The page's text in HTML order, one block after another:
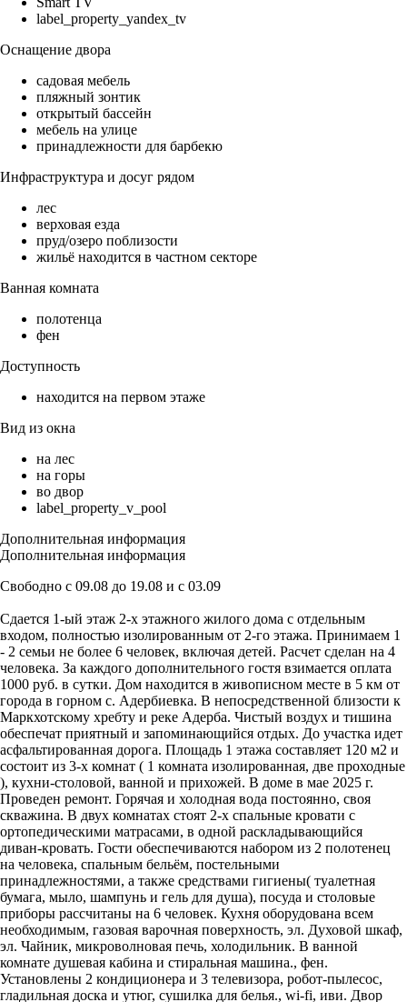
label_property_yandex_tv
Оснащение двора
садовая мебель
пляжный зонтик
открытый бассейн
мебель на улице
принадлежности для барбекю
Инфраструктура и досуг рядом
лес
верховая езда
пруд/озеро поблизости
жильё находится в частном секторе
Ванная комната
полотенца
фен
Доступность
находится на первом этаже
Вид из окна
на лес
на горы
во двор
label_property_v_pool
Дополнительная информация
Дополнительная информация
Свободно с 09.08 до 19.08 и с 03.09
Сдается 1-ый этаж 2-х этажного жилого дома с отдельным
входом, полностью изолированным от 2-го этажа. Принимаем 1
- 2 семьи не более 6 человек, включая детей. Расчет сделан на 4
человека. За каждого дополнительного гостя взимается оплата
1000 руб. в сутки. Дом находится в живописном месте в 5 км от
города в горном с. Адербиевка. В непосредственной близости к
Маркхотскому хребту и реке Адерба. Чистый воздух и тишина
обеспечат приятный и запоминающийся отдых. До участка идет
асфальтированная дорога. Площадь 1 этажа составляет 120 м2 и
состоит из 3-х комнат ( 1 комната изолированная, две проходные
), кухни-столовой, ванной и прихожей. В доме в мае 2025 г.
Проведен ремонт. Горячая и холодная вода постоянно, своя
скважина. В двух комнатах стоят 2-х спальные кровати с
ортопедическими матрасами, в одной раскладывающийся
диван-кровать. Гости обеспечиваются набором из 2 полотенец
на человека, спальным бельём, постельными
принадлежностями, а также средствами гигиены( туалетная
бумага, мыло, шампунь и гель для душа), посуда и столовые
приборы рассчитаны на 6 человек. Кухня оборудована всем
необходимым, газовая варочная поверхность, эл. Духовой шкаф,
эл. Чайник, микроволновая печь, холодильник. В ванной
комнате душевая кабина и стиральная машина., фен.
Установлены 2 кондиционера и 3 телевизора, робот-пылесос,
гладильная доска и утюг, сушилка для белья., wi-fi, иви. Двор